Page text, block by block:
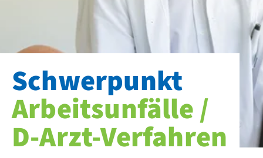
Schwerpunkt
Arbeitsunfälle /
D-Arzt-Verfahren